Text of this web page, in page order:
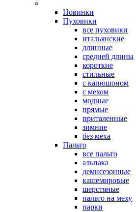
Новинки
Пуховики
все пуховики
итальянские
длинные
средней длины
короткие
стильные
с капюшоном
с мехом
модные
прямые
приталенные
зимние
без меха
Пальто
все пальто
альпака
демисезонные
кашемировые
шерстяные
пальто на меху
парки